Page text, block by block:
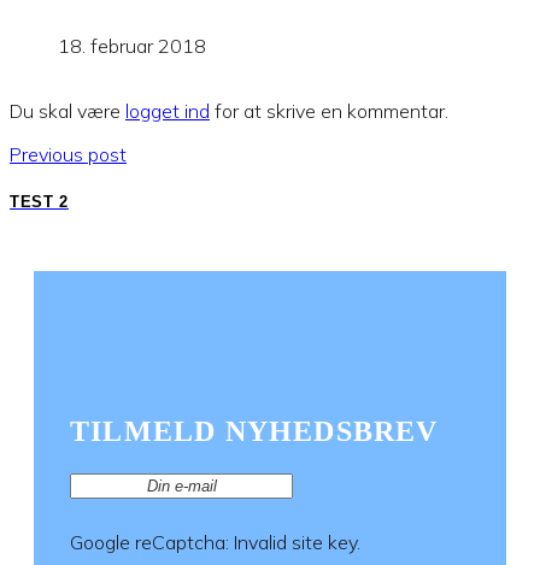
18. februar 2018
Du skal være logget ind for at skrive en kommentar.
Previous post
TEST 2
TILMELD NYHEDSBREV
Google reCaptcha: Invalid site key.